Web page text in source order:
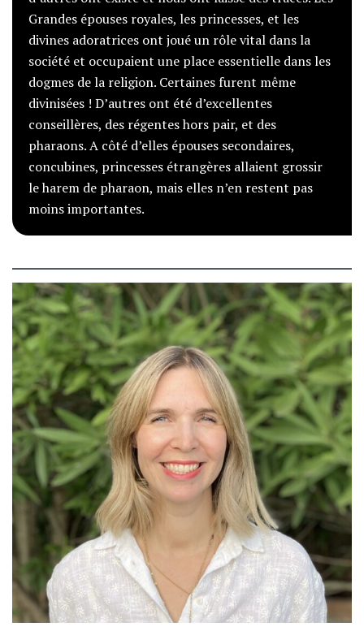
Grandes épouses royales, les princesses, et les
divines adoratrices ont joué un rôle vital dans la
société et occupaient une place essentielle dans les
dogmes de la religion. Certaines furent même
divinisées ! D’autres ont été d’excellentes
conseillères, des régentes hors pair, et des
pharaons. A côté d’elles épouses secondaires,
concubines, princesses étrangères allaient grossir
le harem de pharaon, mais elles n’en restent pas
moins importantes.